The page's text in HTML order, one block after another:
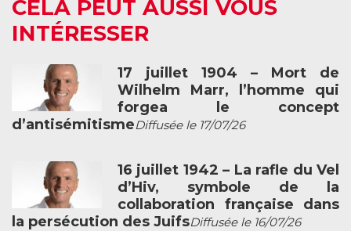
CELA PEUT AUSSI VOUS
INTÉRESSER
17 juillet 1904 – Mort de
Wilhelm Marr, l’homme qui
forgea le concept
d’antisémitismeDiffusée le 17/07/26
16 juillet 1942 – La rafle du Vel
d’Hiv, symbole de la
collaboration française dans
la persécution des JuifsDiffusée le 16/07/26